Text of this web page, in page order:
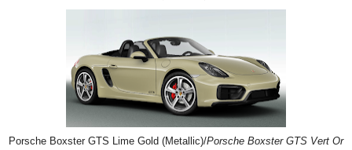
Porsche Boxster GTS Lime Gold (Metallic)/Porsche Boxster GTS Vert Or